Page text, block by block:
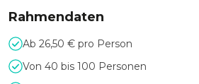
Rahmendaten
Ab 26,50 € pro Person
Von 40 bis 100 Personen